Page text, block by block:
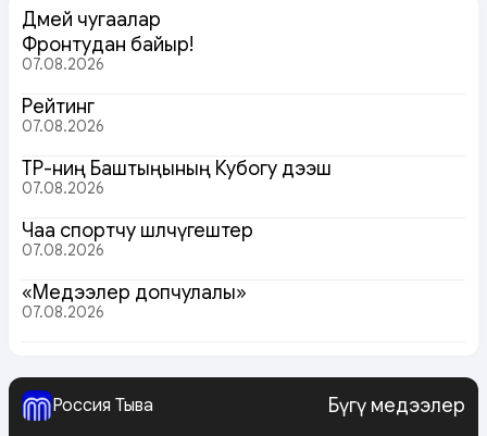
Дөмей чугаалар
Фронтудан байыр!
07.08.2026
Рейтинг
07.08.2026
ТР-ниң Баштыңының Кубогу дээш
07.08.2026
Чаа спортчу шөлчүгештер
07.08.2026
«Медээлер допчулалы»
07.08.2026
Россия Тыва Бүгү медээлер